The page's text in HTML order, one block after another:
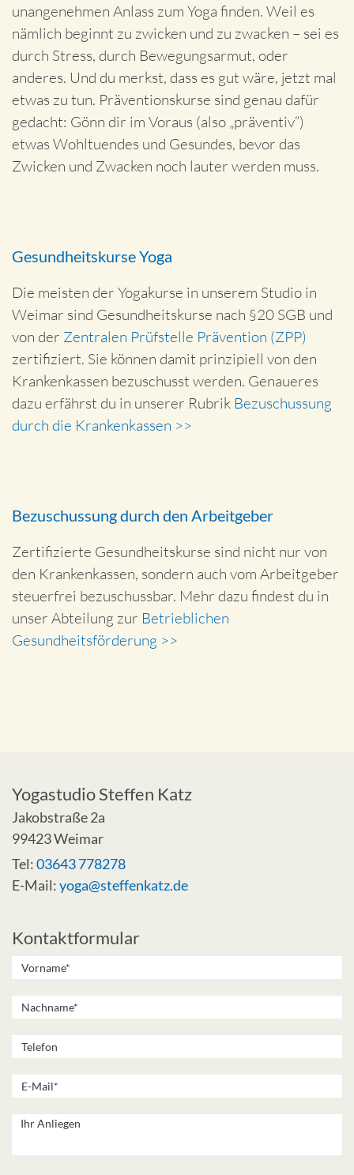
unangenehmen Anlass zum Yoga finden. Weil es
nämlich beginnt zu zwicken und zu zwacken – sei es
durch Stress, durch Bewegungsarmut, oder
anderes. Und du merkst, dass es gut wäre, jetzt mal
etwas zu tun. Präventionskurse sind genau dafür
gedacht: Gönn dir im Voraus (also „präventiv“)
etwas Wohltuendes und Gesundes, bevor das
Zwicken und Zwacken noch lauter werden muss.
Gesundheitskurse Yoga
Die meisten der Yogakurse in unserem Studio in
Weimar sind Gesundheitskurse nach §20 SGB und
von der Zentralen Prüfstelle Prävention (ZPP)
zertifiziert. Sie können damit prinzipiell von den
Krankenkassen bezuschusst werden. Genaueres
dazu erfährst du in unserer Rubrik Bezuschussung
durch die Krankenkassen >>
Bezuschussung durch den Arbeitgeber
Zertifizierte Gesundheitskurse sind nicht nur von
den Krankenkassen, sondern auch vom Arbeitgeber
steuerfrei bezuschussbar. Mehr dazu findest du in
unser Abteilung zur Betrieblichen
Gesundheitsförderung >>
Yogastudio Steffen Katz
Jakobstraße 2a
99423 Weimar
Tel:03643 778278
E-Mail:yoga@steffenkatz.de
Kontaktformular